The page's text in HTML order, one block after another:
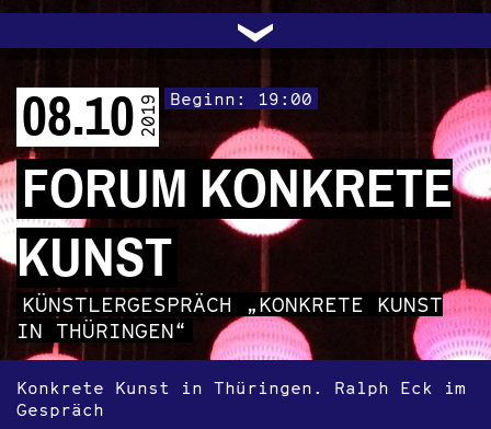
PROGRAMM
ARCHIV
AUDIO|VIDEO
LICHTBLICKE
TRANSIT
OFFENE TÜR
FACEBOOK
INSTAGRAM
KONTAKT
TRAFO
UNTERSTÜTZEN
POLITIK
›
FORUM KONKRETE
KUNST
KÜNSTLERGESPRÄCH „KONKRETE KUNST
IN THÜRINGEN“
Beginn: 19:00
08.102019
Konkrete Kunst in Thüringen. Ralph Eck im
Gespräch